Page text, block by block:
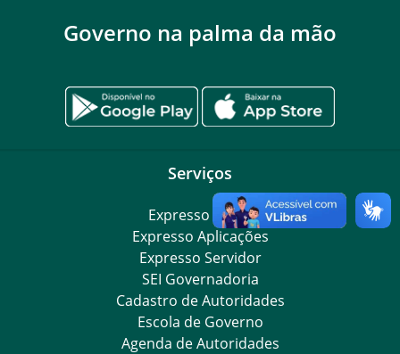
Governo na palma da mão
Serviços
Expresso Goiás
Expresso Aplicações
Expresso Servidor
SEI Governadoria
Cadastro de Autoridades
Escola de Governo
Agenda de Autoridades